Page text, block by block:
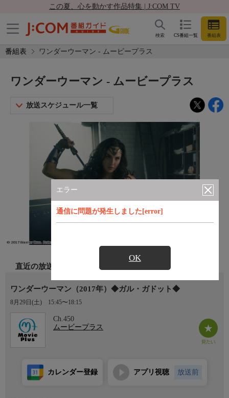
この夏、心を動かす作品特集 | J:COM TV
CS番組一覧 番組表
検索
番組表 ワンダーウーマン - ムービープラス
エラー
通信に問題が発生しました[error]
OK
ワンダーウーマン - ムービープラス
放送スケジュール一覧
直近の放送
ワンダーウーマン（2017年）◆ガル・ガドット◆
8月29日(土) 15:45〜18:15
Ch.450
ムービープラス
カレンダー登録 アプリ視聴 放送前